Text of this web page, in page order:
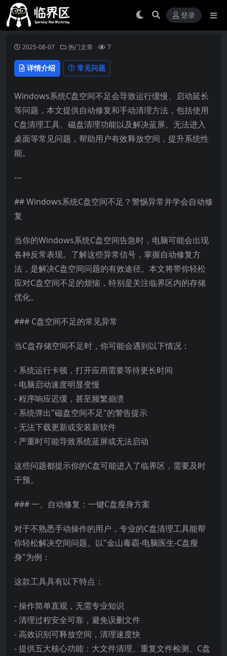
登录
2025-08-07 热门文章 7
详情介绍 常见问题
Windows系统C盘空间不足会导致运行缓慢、启动延长
等问题，本文提供自动修复和手动清理方法，包括使用
C盘清理工具、磁盘清理功能以及解决蓝屏、无法进入
桌面等常见问题，帮助用户有效释放空间，提升系统性
能。
---
## Windows系统C盘空间不足？警惕异常并学会自动修
复
当你的Windows系统C盘空间告急时，电脑可能会出现
各种反常表现。了解这些异常信号，掌握自动修复方
法，是解决C盘空间问题的有效途径。本文将带你轻松
应对C盘空间不足的烦恼，特别是关注临界区内的存储
优化。
### C盘空间不足的常见异常
当C盘存储空间不足时，你可能会遇到以下情况：
- 系统运行卡顿，打开应用需要等待更长时间
- 电脑启动速度明显变慢
- 程序响应迟缓，甚至频繁崩溃
- 系统弹出"磁盘空间不足"的警告提示
- 无法下载更新或安装新软件
- 严重时可能导致系统蓝屏或无法启动
这些问题都提示你的C盘可能进入了临界区，需要及时
干预。
### 一、自动修复：一键C盘瘦身方案
对于不熟悉手动操作的用户，专业的C盘清理工具能帮
你轻松解决空间问题。以"金山毒霸-电脑医生-C盘瘦
身"为例：
这款工具具有以下特点：
- 操作简单直观，无需专业知识
- 清理过程安全可靠，避免误删文件
- 高效识别可释放空间，清理速度快
- 提供五大核心功能：大文件清理、重复文件检测、C盘